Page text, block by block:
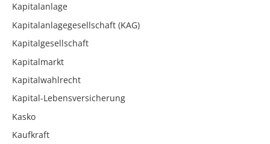
Kapitalanlage
Kapitalanlagegesellschaft (KAG)
Kapitalgesellschaft
Kapitalmarkt
Kapitalwahlrecht
Kapital-Lebensversicherung
Kasko
Kaufkraft